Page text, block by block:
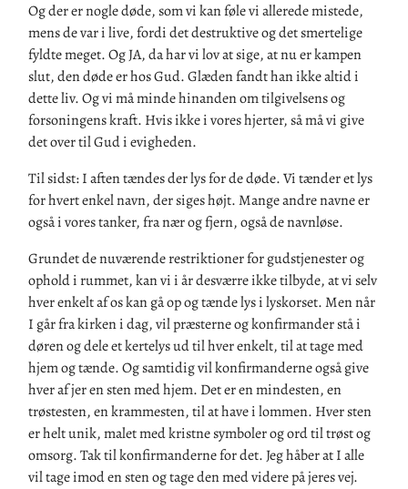
Og der er nogle døde, som vi kan føle vi allerede mistede,
mens de var i live, fordi det destruktive og det smertelige
fyldte meget. Og JA, da har vi lov at sige, at nu er kampen
slut, den døde er hos Gud. Glæden fandt han ikke altid i
dette liv. Og vi må minde hinanden om tilgivelsens og
forsoningens kraft. Hvis ikke i vores hjerter, så må vi give
det over til Gud i evigheden.
Til sidst: I aften tændes der lys for de døde. Vi tænder et lys
for hvert enkel navn, der siges højt. Mange andre navne er
også i vores tanker, fra nær og fjern, også de navnløse.
Grundet de nuværende restriktioner for gudstjenester og
ophold i rummet, kan vi i år desværre ikke tilbyde, at vi selv
hver enkelt af os kan gå op og tænde lys i lyskorset. Men når
I går fra kirken i dag, vil præsterne og konfirmander stå i
døren og dele et kertelys ud til hver enkelt, til at tage med
hjem og tænde. Og samtidig vil konfirmanderne også give
hver af jer en sten med hjem. Det er en mindesten, en
trøstesten, en krammesten, til at have i lommen. Hver sten
er helt unik, malet med kristne symboler og ord til trøst og
omsorg. Tak til konfirmanderne for det. Jeg håber at I alle
vil tage imod en sten og tage den med videre på jeres vej.